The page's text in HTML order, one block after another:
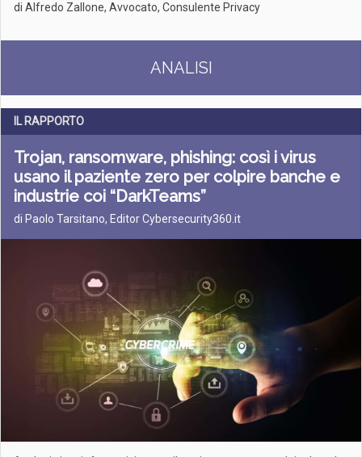
di Alfredo Zallone, Avvocato, Consulente Privacy
ANALISI
IL RAPPORTO
Trojan, ransomware, phishing: così i virus
usano il paziente zero per colpire banche e
industrie coi “DarkTeams”
di Paolo Tarsitano, Editor Cybersecurity360.it